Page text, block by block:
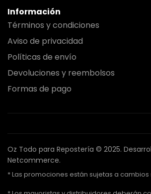
Información
Términos y condiciones
Aviso de privacidad
Políticas de envío
Devoluciones y reembolsos
Formas de pago
Oz Todo para Repostería © 2025.
Netcommerce.
* Las promociones están sujetas a cambios